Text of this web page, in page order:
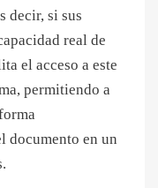
decir, si sus
real de
el acceso a este
permitiendo a
documento en un